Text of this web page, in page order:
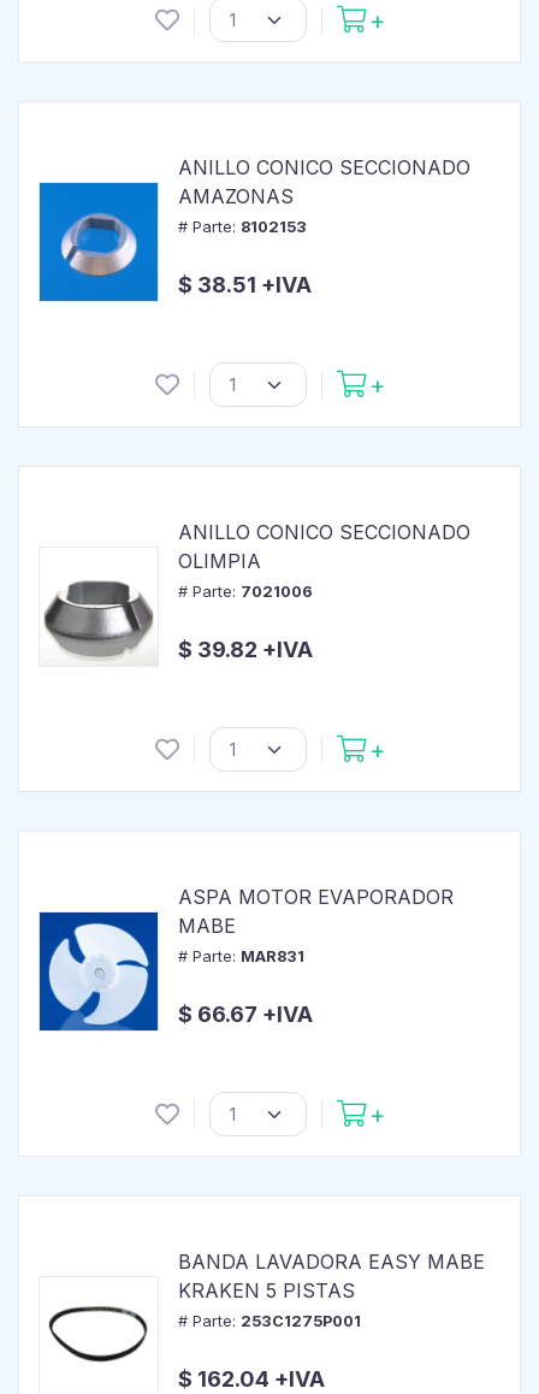
ANILLO CONICO SECCIONADO
AMAZONAS
# Parte: 8102153
$ 38.51 +IVA
ANILLO CONICO SECCIONADO
OLIMPIA
# Parte: 7021006
$ 39.82 +IVA
ASPA MOTOR EVAPORADOR
MABE
# Parte: MAR831
$ 66.67 +IVA
BANDA LAVADORA EASY MABE
KRAKEN 5 PISTAS
# Parte: 253C1275P001
$ 162.04 +IVA